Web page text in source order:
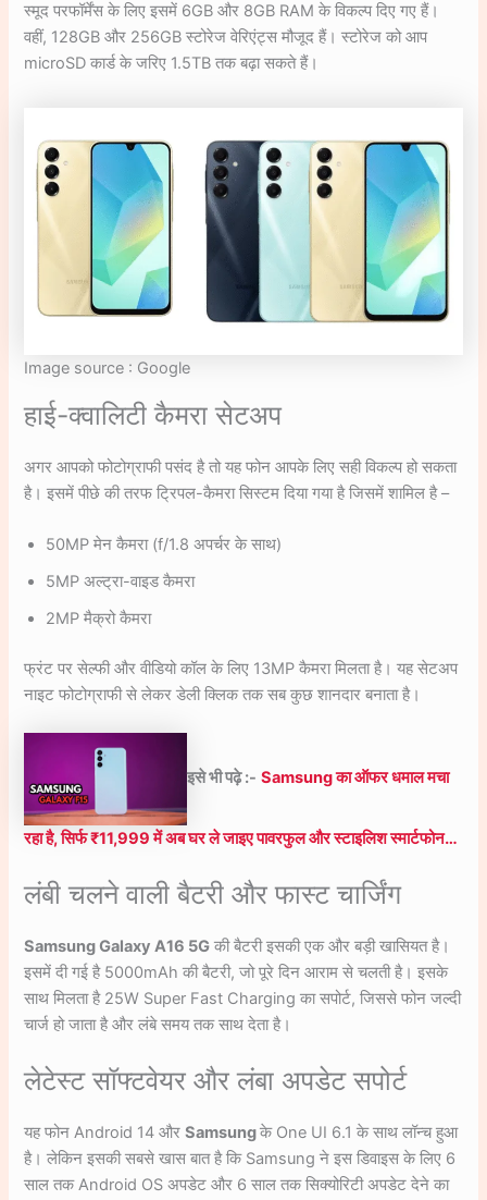
स्मूद परफॉर्मेंस के लिए इसमें 6GB और 8GB RAM के विकल्प दिए गए हैं।
वहीं, 128GB और 256GB स्टोरेज वेरिएंट्स मौजूद हैं। स्टोरेज को आप
microSD कार्ड के जरिए 1.5TB तक बढ़ा सकते हैं।
Image source : Google
हाई-क्वालिटी कैमरा सेटअप
अगर आपको फोटोग्राफी पसंद है तो यह फोन आपके लिए सही विकल्प हो सकता
है। इसमें पीछे की तरफ ट्रिपल-कैमरा सिस्टम दिया गया है जिसमें शामिल है –
50MP मेन कैमरा (f/1.8 अपर्चर के साथ)
5MP अल्ट्रा-वाइड कैमरा
2MP मैक्रो कैमरा
फ्रंट पर सेल्फी और वीडियो कॉल के लिए 13MP कैमरा मिलता है। यह सेटअप
नाइट फोटोग्राफी से लेकर डेली क्लिक तक सब कुछ शानदार बनाता है।
इसे भी पढ़े :- Samsung का ऑफर धमाल मचा
रहा है, सिर्फ ₹11,999 में अब घर ले जाइए पावरफुल और स्टाइलिश स्मार्टफोन…
लंबी चलने वाली बैटरी और फास्ट चार्जिंग
Samsung Galaxy A16 5G की बैटरी इसकी एक और बड़ी खासियत है।
इसमें दी गई है 5000mAh की बैटरी, जो पूरे दिन आराम से चलती है। इसके
साथ मिलता है 25W Super Fast Charging का सपोर्ट, जिससे फोन जल्दी
चार्ज हो जाता है और लंबे समय तक साथ देता है।
लेटेस्ट सॉफ्टवेयर और लंबा अपडेट सपोर्ट
यह फोन Android 14 औरSamsungके One UI 6.1 के साथ लॉन्च हुआ
है। लेकिन इसकी सबसे खास बात है कि Samsung ने इस डिवाइस के लिए 6
साल तक Android OS अपडेट और 6 साल तक सिक्योरिटी अपडेट देने का